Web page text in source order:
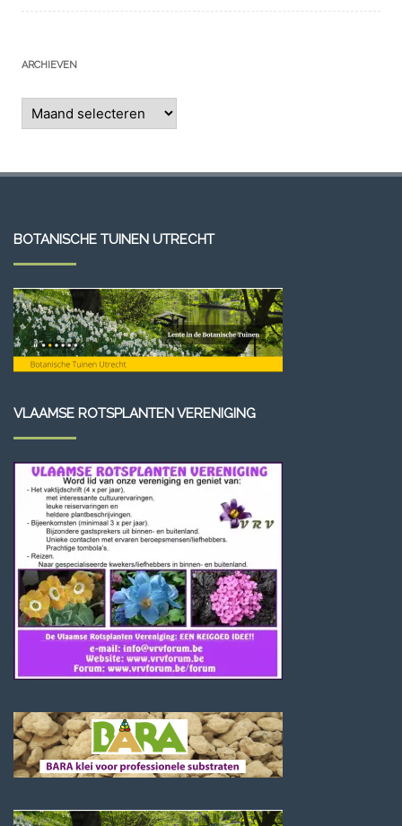
ARCHIEVEN
BOTANISCHE TUINEN UTRECHT
VLAAMSE ROTSPLANTEN VERENIGING